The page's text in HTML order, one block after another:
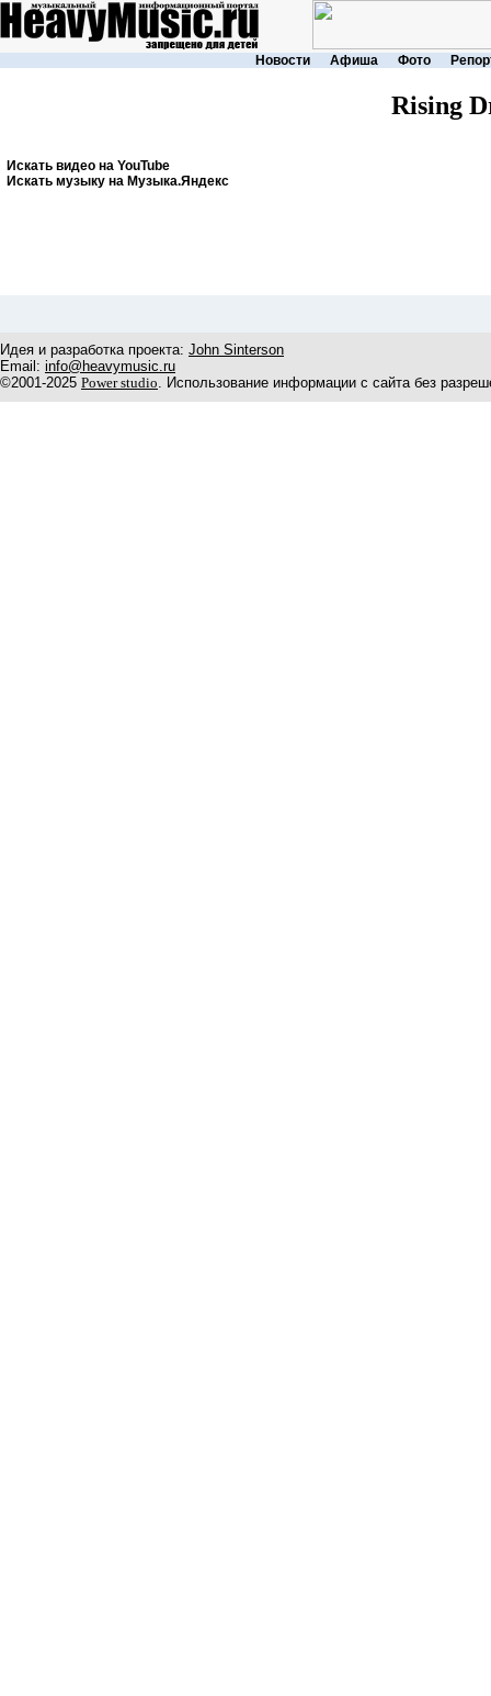
Новости Афиша Фото
Rising
Искать видео на YouTube
Искать музыку на Музыка.Яндекс
Идея и разработка проекта: John Sinterson
Email: info@heavymusic.ru
©2001-2025 Power studio. Использование информации с сайта без